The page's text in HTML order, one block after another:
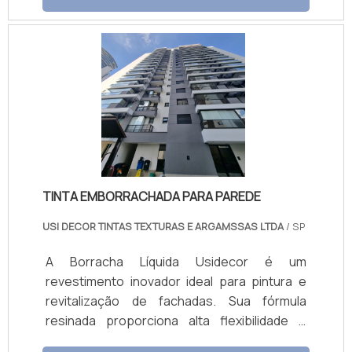
proporcionando acabamentos impecáveis
em diversas superfícies, tanto internas
quanto externas. Benefícios e Vantagens
Alta Durabilidade: Resistência a condições
adversas, garantindo longa vida útil da
pintura. Facilidade de Aplicação: Produto fácil
de aplicar, economizando tempo e recursos.
Versatilidade: Adequadas para diferentes
superfícies e ambientes. Acabamento
superior. Resistência a Agentes Externos:
Alta resistência a mofo, alcalinidade e
TINTA EMBORRACHADA PARA PAREDE
USI DECOR TINTAS TEXTURAS E ARGAMSSAS LTDA/ SP
A Borracha Líquida Usidecor é um
revestimento inovador ideal para pintura e
revitalização de fachadas. Sua fórmula
resinada proporciona alta flexibilidade e